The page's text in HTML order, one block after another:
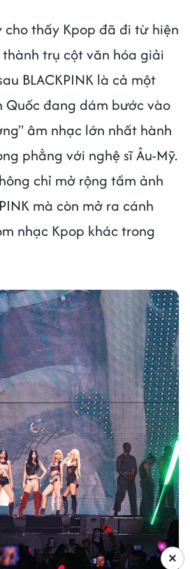
cho thấy Kpop đã đi từ hiện
trụ cột văn hóa giải
BLACKPINK là cả một
Quốc đang dám bước vào
âm nhạc lớn nhất hành
phẳng với nghệ sĩ Âu-Mỹ.
chỉ mở rộng tầm ảnh
mà còn mở ra cánh
nhạc Kpop khác trong
×